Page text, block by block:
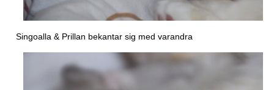
Singoalla & Prillan bekantar sig med varandra